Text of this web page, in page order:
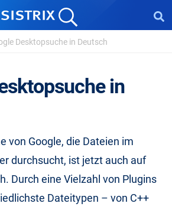
Desktopsuche in Deutsch
in
von Google, die Dateien im
durchsucht, ist jetzt auch auf
Durch eine Vielzahl von Plugins
Dateitypen – von C++